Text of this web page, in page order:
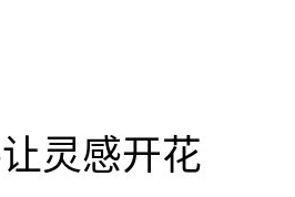
灵感开花